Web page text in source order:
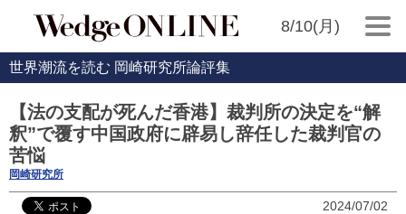
8/10(月)
世界潮流を読む 岡崎研究所論評集
【法の支配が死んだ香港】裁判所の決定を“解
釈”で覆す中国政府に辟易し辞任した裁判官の
苦悩
岡崎研究所
2024/07/02